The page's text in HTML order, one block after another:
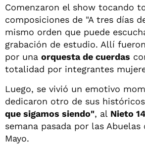
Comenzaron el show tocando
composiciones de "A tres días
mismo orden que puede
grabación de estudio. Allí
por una orquesta de cuerdas
totalidad por integrantes
Luego, se vivió un emotivo
dedicaron otro de sus
que sigamos siendo", al Nieto
semana pasada por las Abuelas
Mayo.